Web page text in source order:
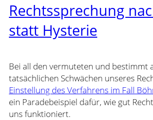
Rechtssprechung
statt Hysterie
Bei all den vermuteten und bestimmt
tatsächlichen Schwächen unseres
Einstellung des Verfahrens im Fall
ein Paradebeispiel dafür, wie gut
uns funktioniert.